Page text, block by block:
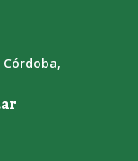
Córdoba,